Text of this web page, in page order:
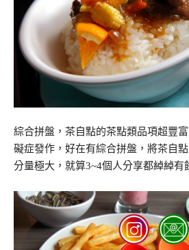
綜合拼盤，茶自點的茶點類品項超豐
礙症發作，好在有綜合拼盤，將茶自
分量極大，就算3~4個人分享都綽綽有